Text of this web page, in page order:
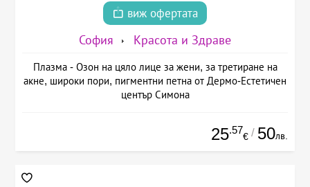
виж офертата
София Красота и Здраве
Плазма - Озон на цяло лице за жени, за третиране на
акне, широки пори, пигментни петна от Дермо-Естетичен
център Симона
25.57
€ / 50лв.